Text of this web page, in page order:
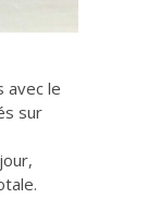
avec le
sur